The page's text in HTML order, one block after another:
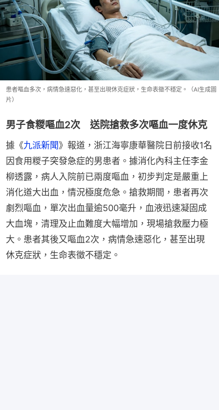
患者嘔血多次，病情急速惡化，甚至出現休克症狀，生命表徵不穩定。（AI生成圖
片）
男子食糉嘔血2次 送院搶救多次嘔血一度休克
據《九派新聞》報道，浙江海寧康華醫院日前接收1名
因食用糉子突發急症的男患者。據消化內科主任李金
柳透露，病人入院前已兩度嘔血，初步判定是嚴重上
消化道大出血，情況極度危急。搶救期間，患者再次
劇烈嘔血，單次出血量逾500毫升，血液迅速凝固成
大血塊，清理及止血難度大幅增加，現場搶救壓力極
大。患者其後又嘔血2次，病情急速惡化，甚至出現
休克症狀，生命表徵不穩定。